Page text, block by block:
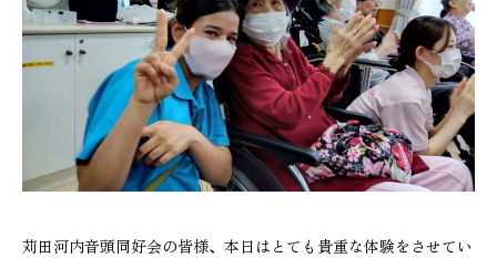
苅田河内音頭同好会の皆様、本日はとても貴重な体験をさせてい